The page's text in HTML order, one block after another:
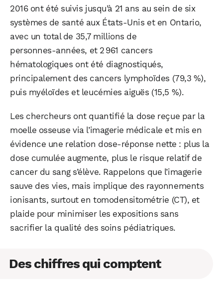
2016 ont été suivis jusqu’à 21 ans au sein de six
systèmes de santé aux États‑Unis et en Ontario,
avec un total de 35,7 millions de
personnes‑années, et 2 961 cancers
hématologiques ont été diagnostiqués,
principalement des cancers lymphoïdes (79,3 %),
puis myéloïdes et leucémies aiguës (15,5 %).
Les chercheurs ont quantifié la dose reçue par la
moelle osseuse via l’imagerie médicale et mis en
évidence une relation dose‑réponse nette : plus la
dose cumulée augmente, plus le risque relatif de
cancer du sang s’élève. Rappelons que l’imagerie
sauve des vies, mais implique des rayonnements
ionisants, surtout en tomodensitométrie (CT), et
plaide pour minimiser les expositions sans
sacrifier la qualité des soins pédiatriques.
Des chiffres qui comptent